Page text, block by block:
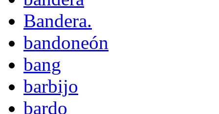
Bandera.
bandoneón
bang
barbijo
bardo